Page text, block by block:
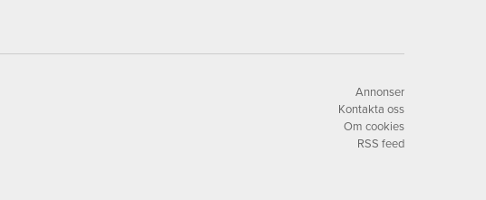
Annonser
Kontakta oss
Om cookies
RSS feed